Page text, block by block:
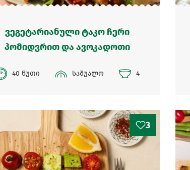
ვეგეტარიანული ტაკო ჩერი
პომიდვრით და ავოკადოთი
40 წუთი საშუალო 4
3